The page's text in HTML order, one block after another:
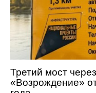
Третий мост
«Возрождение»